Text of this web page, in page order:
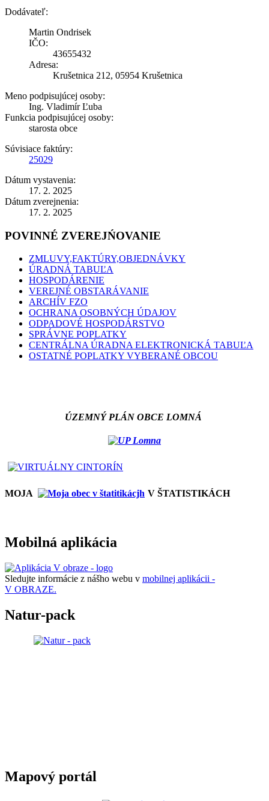
Dodávateľ:
Martin Ondrisek
IČO:
43655432
Adresa:
Krušetnica 212, 05954 Krušetnica
Meno podpisujúcej osoby:
Ing. Vladimír Ľuba
Funkcia podpisujúcej osoby:
starosta obce
Súvisiace faktúry:
25029
Dátum vystavenia:
17. 2. 2025
Dátum zverejnenia:
17. 2. 2025
POVINNÉ ZVEREJŃOVANIE
ZMLUVY,FAKTÚRY,OBJEDNÁVKY
ÚRADNÁ TABUĽA
HOSPODÁRENIE
VEREJNÉ OBSTARÁVANIE
ARCHÍV FZO
OCHRANA OSOBNÝCH ÚDAJOV
ODPADOVÉ HOSPODÁRSTVO
SPRÁVNE POPLATKY
CENTRÁLNA ÚRADNA ELEKTRONICKÁ TABUĽA
OSTATNÉ POPLATKY VYBERANÉ OBCOU
ÚZEMNÝ PLÁN OBCE LOMNÁ
MOJA V ŠTATISTIKÁCH
Mobilná aplikácia
Sledujte informácie z nášho webu v mobilnej aplikácii -
V OBRAZE.
Natur-pack
Mapový portál